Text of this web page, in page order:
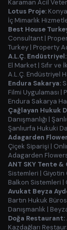
Karaman Acil
Lotus Proje:
İç Mimarlık
Best House
Consultant |
Turkey | Property
A.L.Ç. Endüstriyel:
El Market | Sıfır ve
A.L.Ç. Endüstriyel
Endura Sakarya:
Filmi Uygulaması |
Endura Sakarya
Çağlayan Hukuk
Danışmanlığı |
Şanlıurfa Hukuki
Adagarden
Çiçek Siparişi |
Adagarden
ANT SKY Tente
Sistemleri | Giyotin
Balkon Sistemleri |
Avukat Beyza
Bartın Hukuk
Danışmanlık |
Doğa Restaurant:
Kazdağları